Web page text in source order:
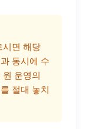
시면 해당
동시에 수
운영의
절대 놓치